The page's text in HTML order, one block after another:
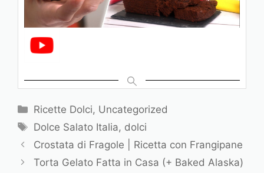
C
a
e
g
Ricette Dolci, Uncategorized
T
a
Dolce Salato Italia, dolci
Crostata di Fragole | Ricetta con Frangipane
Torta Gelato Fatta in Casa (+ Baked Alaska)